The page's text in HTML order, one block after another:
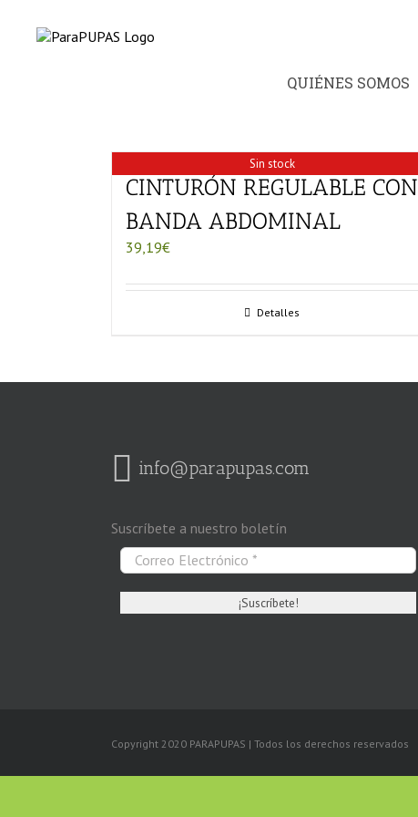
contenido
QUIÉNES SOMOS
Sin stock
CINTURÓN REGULABLE CON
BANDA ABDOMINAL
39,19€
Detalles
info@parapupas.com
Suscríbete a nuestro boletín
Copyright 2020 PARAPUPAS | Todos los derechos reservados